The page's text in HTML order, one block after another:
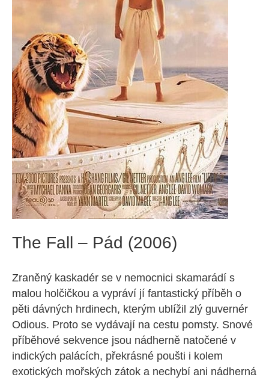
The Fall – Pád (2006)
Zraněný kaskadér se v nemocnici skamarádí s
malou holčičkou a vypráví jí fantastický příběh o
pěti dávných hrdinech, kterým ublížil zlý guvernér
Odious. Proto se vydávají na cestu pomsty. Snové
příběhové sekvence jsou nádherně natočené v
indických palácích, překrásné poušti i kolem
exotických mořských zátok a nechybí ani nádherná